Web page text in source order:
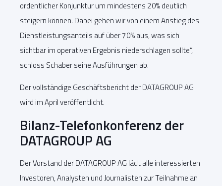
ordentlicher Konjunktur um mindestens 20% deutlich
steigern können. Dabei gehen wir von einem Anstieg des
Dienstleistungsanteils auf über 70% aus, was sich
sichtbar im operativen Ergebnis niederschlagen sollte“,
schloss Schaber seine Ausführungen ab.
Der vollständige Geschäftsbericht der DATAGROUP AG
wird im April veröffentlicht.
Bilanz-Telefonkonferenz der
DATAGROUP AG
Der Vorstand der DATAGROUP AG lädt alle interessierten
Investoren, Analysten und Journalisten zur Teilnahme an